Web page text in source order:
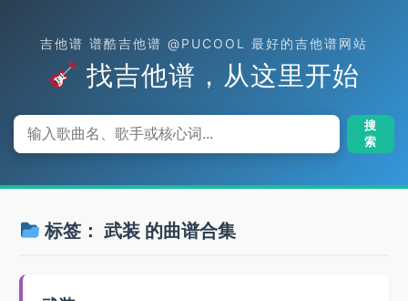
吉他谱 谱酷吉他谱 @PUCOOL 最好的吉他谱网站
找吉他谱，从这里开始
搜
索
标签： 武装的曲谱合集